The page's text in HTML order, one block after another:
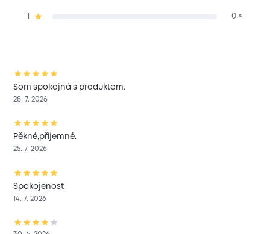
0 ×
Som spokojná s produktom.
28. 7. 2026
Pěkné,příjemné.
25. 7. 2026
Spokojenost
14. 7. 2026